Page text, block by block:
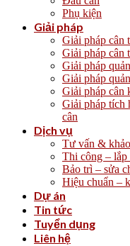
Phụ kiện
Giải pháp
Giải pháp cân
Giải pháp cân
Giải pháp
Giải pháp
Giải pháp cân
Giải pháp tích
cân
Dịch vụ
Tư vấn &
Thi công – lắp
Bảo trì – sửa
Hiệu chuẩn –
Dự án
Tin tức
Tuyển dụng
Liên hệ